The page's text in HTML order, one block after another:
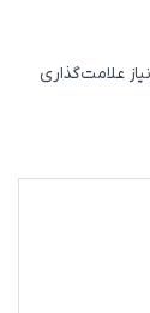
علامت‌گذاری